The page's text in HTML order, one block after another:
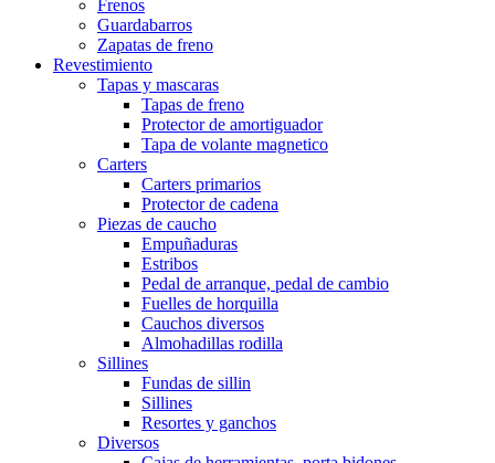
Frenos
Guardabarros
Zapatas de freno
Revestimiento
Tapas y mascaras
Tapas de freno
Protector de amortiguador
Tapa de volante magnetico
Carters
Carters primarios
Protector de cadena
Piezas de caucho
Empuñaduras
Estribos
Pedal de arranque, pedal de cambio
Fuelles de horquilla
Cauchos diversos
Almohadillas rodilla
Sillines
Fundas de sillin
Sillines
Resortes y ganchos
Diversos